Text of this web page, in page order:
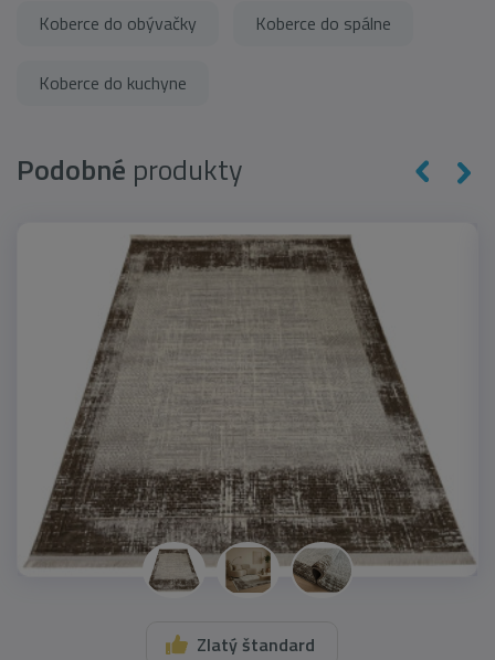
Koberce do obývačky Koberce do spálne
Koberce do kuchyne
Podobné produkty
Zlatý štandard